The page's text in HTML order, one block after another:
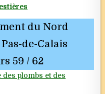
du Nord
de-Calais
59 / 62
plombs et des